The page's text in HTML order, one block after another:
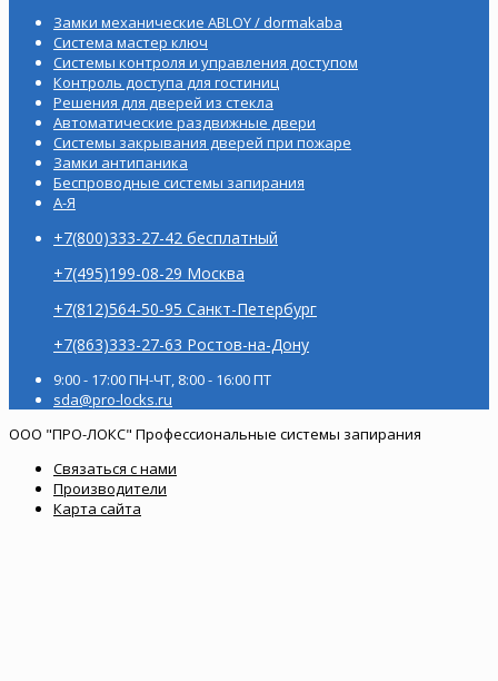
Замки механические ABLOY / dormakaba
Система мастер ключ
Системы контроля и управления доступом
Контроль доступа для гостиниц
Решения для дверей из стекла
Автоматические раздвижные двери
Системы закрывания дверей при пожаре
Замки антипаника
Беспроводные системы запирания
А-Я
+7(800)333-27-42 бесплатный
+7(495)199-08-29 Москва
+7(812)564-50-95 Санкт-Петербург
+7(863)333-27-63 Ростов-на-Дону
9:00 - 17:00 ПН-ЧТ, 8:00 - 16:00 ПТ
sda@pro-locks.ru
ООО "ПРО-ЛОКС" Профессиональные системы запирания
Связаться с нами
Производители
Карта сайта